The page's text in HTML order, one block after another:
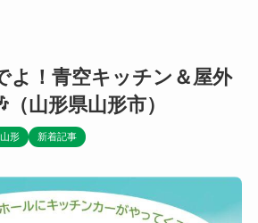
よ！青空キッチン＆屋外
山形県山形市）
山形 新着記事